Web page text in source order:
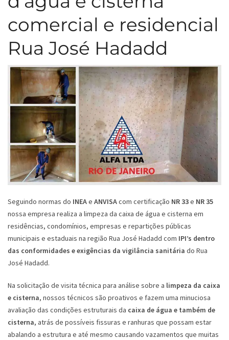
comercial e residencial
Rua José Hadadd
Seguindo normas do INEAe ANVISAcom certificação NR 33e NR 35
nossa empresa realiza a limpeza da caixa de água e cisterna em
residências, condomínios, empresas e repartições públicas
municipais e estaduais na região Rua José Hadadd com IPI’s dentro
das conformidades e exigências da vigilância sanitária do Rua
José Hadadd.
Na solicitação de visita técnica para análise sobre a limpeza da caixa
e cisterna, nossos técnicos são proativos e fazem uma minuciosa
avaliação das condições estruturais da caixa de água e também de
cisterna, atrás de possíveis fissuras e ranhuras que possam estar
abalando a estrutura e até mesmo causando vazamentos que muitas